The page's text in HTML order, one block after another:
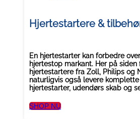
Hjertestartere &
En hjertestarter kan forbedre
hjertestop markant. Her på
hjertestartere fra Zoll, Philips og
naturligvis også levere
hjertestarter, udendørs skab og
SHOP NU